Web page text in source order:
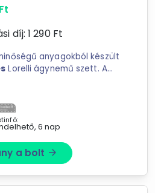
Ft
díj: 1 290Ft
anyagokból készült
Lorelli ágynemű szett. A
6 nap
a bolt arrow_forward